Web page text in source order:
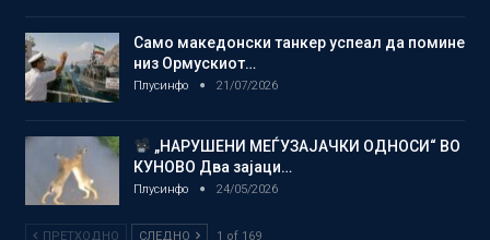
Само македонски танкер успеал да помине
низ Ормускиот…
Плусинфо 21/07/2026
„НАРУШЕНИ МЕЃУЗАЈАЧКИ ОДНОСИ“ ВО
КУНОВО Два зајаци…
Плусинфо 24/05/2026
ПРЕТХОДНО СЛЕДНО 1 of 169